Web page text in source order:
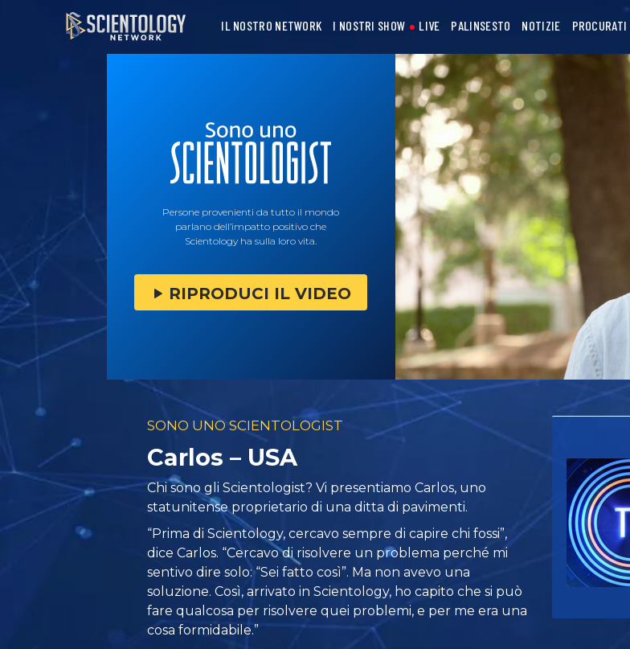
IL NOSTRO NETWORK I NOSTRI SHOW LIVE PALINSESTO NOTIZIE PROCURATI
Persone provenienti da tutto il mondo
parlano dell’impatto positivo che
Scientology ha sulla loro vita.
RIPRODUCI IL VIDEO
SONO UNO SCIENTOLOGIST
Carlos – USA
Chi sono gli Scientologist? Vi presentiamo Carlos, uno
statunitense proprietario di una ditta di pavimenti.
“Prima di Scientology, cercavo sempre di capire chi fossi”,
dice Carlos. “Cercavo di risolvere un problema perché mi
sentivo dire solo: “Sei fatto così”. Ma non avevo una
soluzione. Così, arrivato in Scientology, ho capito che si può
fare qualcosa per risolvere quei problemi, e per me era una
cosa formidabile.”